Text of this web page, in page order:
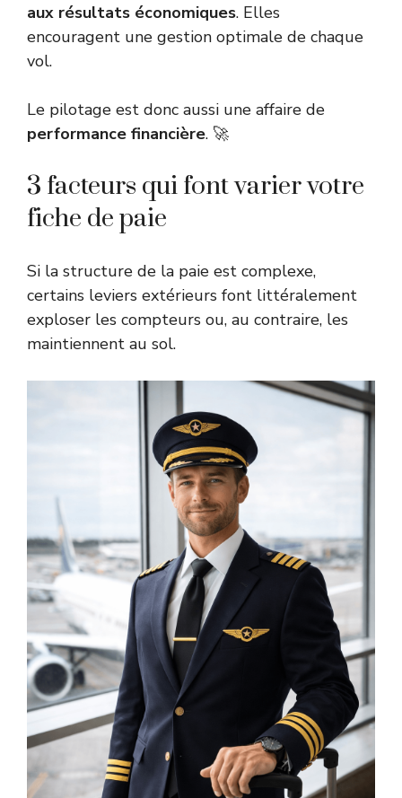
aux résultats économiques. Elles
encouragent une gestion optimale de chaque
vol.
Le pilotage est donc aussi une affaire de
performance financière. 🚀
3 facteurs qui font varier votre
fiche de paie
Si la structure de la paie est complexe,
certains leviers extérieurs font littéralement
exploser les compteurs ou, au contraire, les
maintiennent au sol.